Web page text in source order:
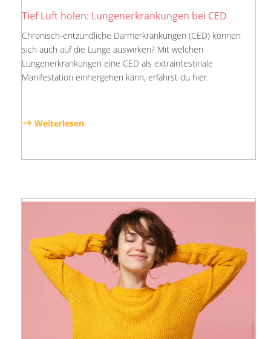
Tief Luft holen: Lungenerkrankungen bei CED
Chronisch-entzündliche Darmerkrankungen (CED) können
sich auch auf die Lunge auswirken? Mit welchen
Lungenerkrankungen eine CED als extraintestinale
Manifestation einhergehen kann, erfährst du hier.
Weiterlesen